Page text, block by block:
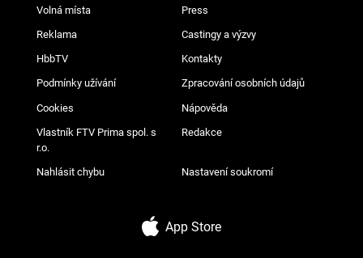
Volná místa Press
Reklama Castingy a výzvy
HbbTV Kontakty
Podmínky užívání Zpracování osobních údajů
Cookies Nápověda
Vlastník FTV Prima spol. s
r.o.
Redakce
Nahlásit chybu Nastavení soukromí
App Store